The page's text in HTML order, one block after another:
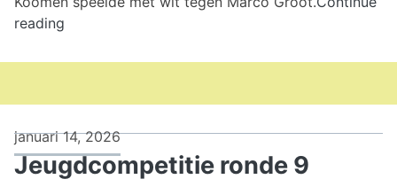
reading
interne
januari 14, 2026
Jeugdcompetitie ronde 9